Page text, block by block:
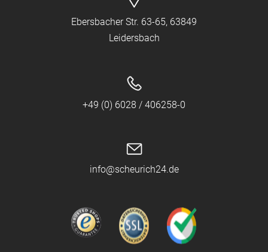
Ebersbacher Str. 63-65, 63849
Leidersbach
+49 (0) 6028 / 406258-0
info@scheurich24.de